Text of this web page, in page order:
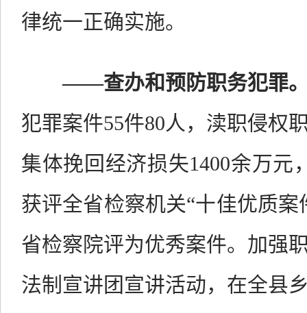
律统一正确实施。
——查办和预防职务犯罪
犯罪案件55件80人，渎职侵权
集体挽回经济损失1400余万元
获评全省检察机关“十佳优质
省检察院评为优秀案件。加强
法制宣讲团宣讲活动，在全县